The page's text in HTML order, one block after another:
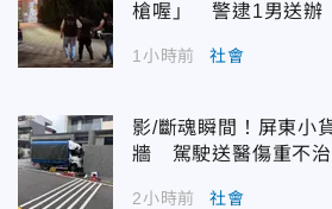
槍喔」 警逮1男送辦
1小時前 社會
影/斷魂瞬間！屏東小
牆 駕駛送醫傷重不治
2小時前 社會